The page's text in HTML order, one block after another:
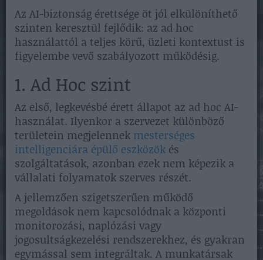
Az AI-biztonság érettsége öt jól elkülöníthető
szinten keresztül fejlődik: az ad hoc
használattól a teljes körű, üzleti kontextust is
figyelembe vevő szabályozott működésig.
1. Ad Hoc szint
Az első, legkevésbé érett állapot az ad hoc AI-
használat. Ilyenkor a szervezet különböző
területein megjelennek mesterséges
intelligenciára épülő eszközök és
szolgáltatások, azonban ezek nem képezik a
vállalati folyamatok szerves részét.
A jellemzően szigetszerűen működő
megoldások nem kapcsolódnak a központi
monitorozási, naplózási vagy
jogosultságkezelési rendszerekhez, és gyakran
egymással sem integráltak. A munkatársak